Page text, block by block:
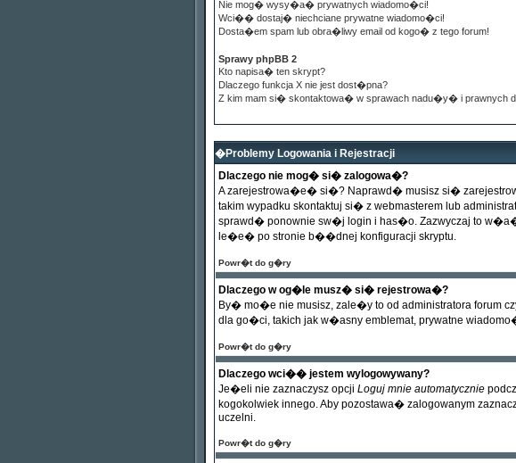
Nie mog� wysy�a� prywatnych wiadomo�ci!
Wci�� dostaj� niechciane prywatne wiadomo�ci!
Dosta�em spam lub obra�liwy email od kogo� z tego forum!
Sprawy phpBB 2
Kto napisa� ten skrypt?
Dlaczego funkcja X nie jest dost�pna?
Z kim mam si� skontaktowa� w sprawach nadu�y� i prawnych
�Problemy Logowania i Rejestracji
Dlaczego nie mog� si� zalogowa�?
A zarejestrowa�e� si�? Naprawd� musisz si�
takim wypadku skontaktuj si� z webmasterem lub
sprawd� ponownie sw�j login i has�o. Zazwyczaj to
le�e� po stronie b��dnej konfiguracji skryptu.
Powr�t do g�ry
Dlaczego w og�le musz� si� rejestrowa�?
By� mo�e nie musisz, zale�y to od administratora forum
dla go�ci, takich jak w�asny emblemat, prywatne
Powr�t do g�ry
Dlaczego wci�� jestem wylogowywany?
Je�eli nie zaznaczysz opcji Loguj mnie automatycznie
kogokolwiek innego. Aby pozostawa� zalogowanym
uczelni.
Powr�t do g�ry